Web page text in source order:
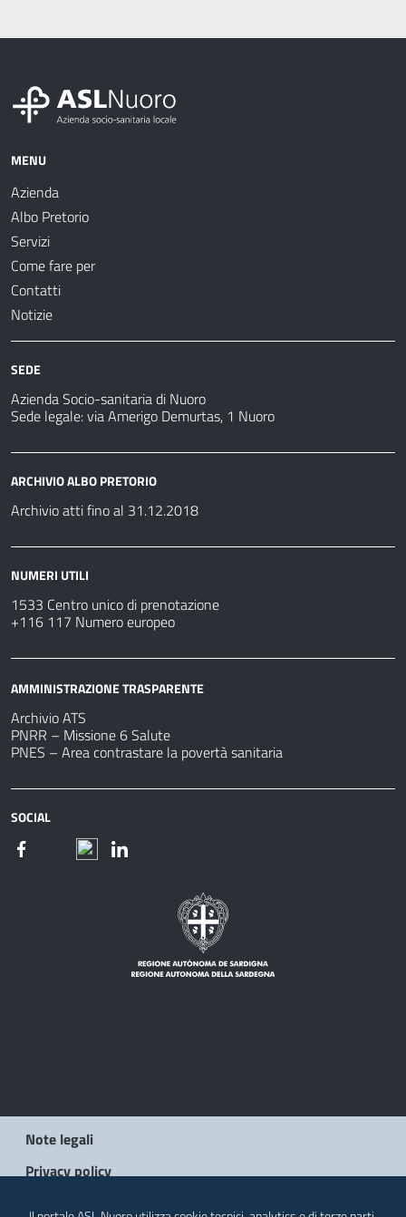
MENU
Azienda
Albo Pretorio
Servizi
Come fare per
Contatti
Notizie
SEDE
Azienda Socio-sanitaria di Nuoro
Sede legale: via Amerigo Demurtas, 1 Nuoro
ARCHIVIO ALBO PRETORIO
Archivio atti fino al 31.12.2018
NUMERI UTILI
1533 Centro unico di prenotazione
+116 117 Numero europeo
AMMINISTRAZIONE TRASPARENTE
Archivio ATS
PNRR – Missione 6 Salute
PNES – Area contrastare la povertà sanitaria
SOCIAL
Note legali
Privacy policy